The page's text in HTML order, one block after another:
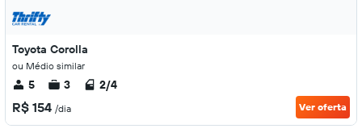
Toyota Corolla
ou Médio similar
5 3 2/4
R$ 154 /dia Ver oferta